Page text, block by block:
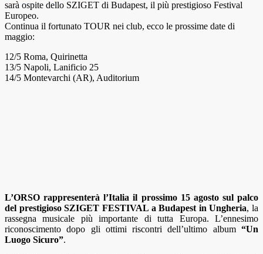
sarà ospite dello SZIGET di Budapest, il più prestigioso Festival
Europeo.
Continua il fortunato TOUR nei club, ecco le prossime date di
maggio:
12/5 Roma, Quirinetta
13/5 Napoli, Lanificio 25
14/5 Montevarchi (AR), Auditorium
L’ORSO rappresenterà l’Italia il prossimo 15 agosto sul palco
del prestigioso SZIGET FESTIVAL a Budapest in Ungheria, la
rassegna musicale più importante di tutta Europa. L’ennesimo
riconoscimento dopo gli ottimi riscontri dell’ultimo album “Un
Luogo Sicuro”.